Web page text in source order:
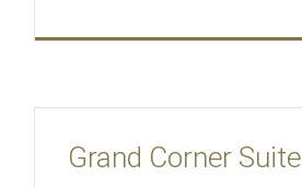
Grand Corner Suite